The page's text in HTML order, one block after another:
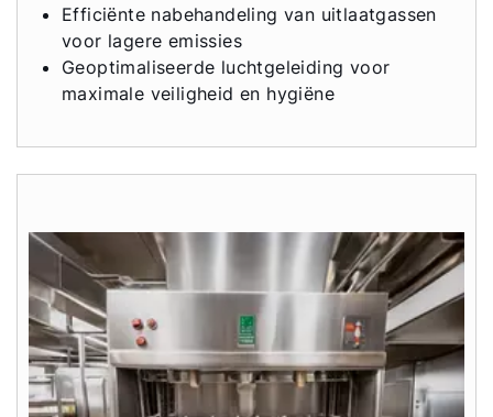
Efficiënte nabehandeling van uitlaatgassen
voor lagere emissies
Geoptimaliseerde luchtgeleiding voor
maximale veiligheid en hygiëne